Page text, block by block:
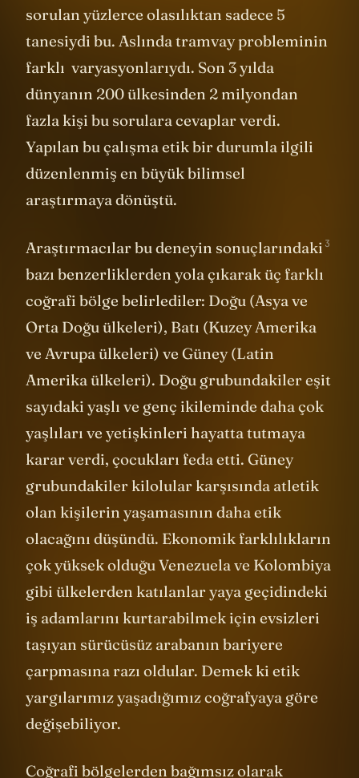
“Moral Machine - Ahlak Makinesi”nde
sorulan yüzlerce olasılıktan sadece 5
tanesiydi bu. Aslında tramvay probleminin
farklı varyasyonlarıydı. Son 3 yılda
dünyanın 200 ülkesinden 2 milyondan
fazla kişi bu sorulara cevaplar verdi.
Yapılan bu çalışma etik bir durumla ilgili
düzenlenmiş en büyük bilimsel
Araştırmacılar bu deneyin sonuçlarındaki
bazı benzerliklerden yola çıkarak üç farklı
coğrafi bölge belirlediler: Doğu (Asya ve
Orta Doğu ülkeleri), Batı (Kuzey Amerika
ve Avrupa ülkeleri) ve Güney (Latin
Amerika ülkeleri). Doğu grubundakiler eşit
sayıdaki yaşlı ve genç ikileminde daha çok
yaşlıları ve yetişkinleri hayatta tutmaya
karar verdi, çocukları feda etti. Güney
grubundakiler kilolular karşısında atletik
olan kişilerin yaşamasının daha etik
olacağını düşündü. Ekonomik farklılıkların
çok yüksek olduğu Venezuela ve Kolombiya
gibi ülkelerden katılanlar yaya geçidindeki
iş adamlarını kurtarabilmek için evsizleri
taşıyan sürücüsüz arabanın bariyere
çarpmasına razı oldular. Demek ki etik
yargılarımız yaşadığımız coğrafyaya göre